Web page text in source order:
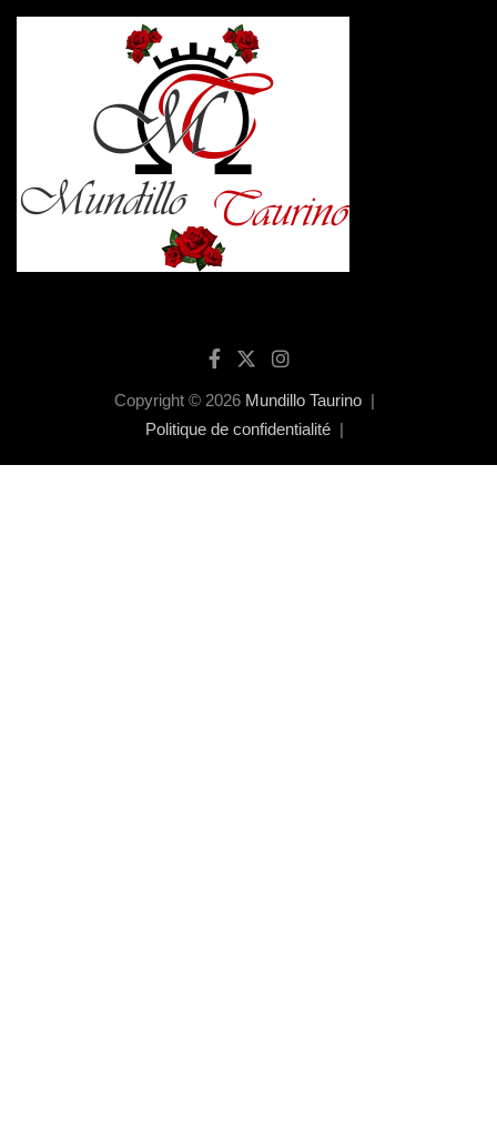
Copyright © 2026 Mundillo Taurino
Politique de confidentialité